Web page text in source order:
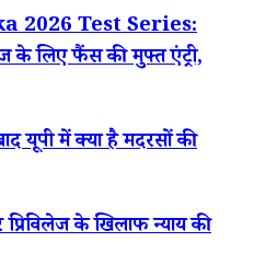
2026 Test Series:
के लिए फैंस की मुफ्त एंट्री,
यूपी में क्या है मदरसों की
के खिलाफ न्याय की